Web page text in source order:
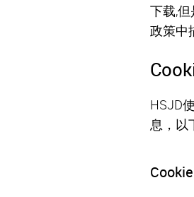
下载,
政策中
HSJD
息，以